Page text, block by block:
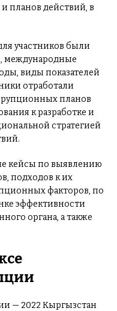
планов действий, в
участников были
международные
виды показателей
отработали
планов
к разработке и
стратегией
кейсы по выявлению
подходов к их
факторов, по
эффективности
органа, а также
— 2022 Кыргызстан